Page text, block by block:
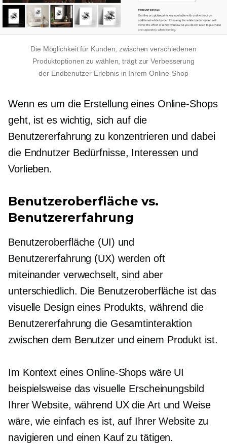
Die Möglichkeit für Kunden, zwischen verschiedenen
Produktoptionen zu wählen, trägt zur Verbesserung
der EndbenutzerErlebnis in Ihrem Online-Shop
Wenn es um die Erstellung eines Online-Shops
geht, ist es wichtig, sich auf die
Benutzererfahrung zu konzentrieren und dabei
die EndnutzerBedürfnisse, Interessen und
Vorlieben.
Benutzeroberfläche vs.
Benutzererfahrung
Benutzeroberfläche (UI) und
Benutzererfahrung (UX) werden oft
miteinander verwechselt, sind aber
unterschiedlich. Die Benutzeroberfläche ist das
visuelle Design eines Produkts, während die
Benutzererfahrung die Gesamtinteraktion
zwischen dem Benutzer und einem Produkt ist.
Im Kontext eines Online-Shops wäre UI
beispielsweise das visuelle Erscheinungsbild
Ihrer Website, während UX die Art und Weise
wäre, wie einfach es ist, auf Ihrer Website zu
navigieren und einen Kauf zu tätigen.